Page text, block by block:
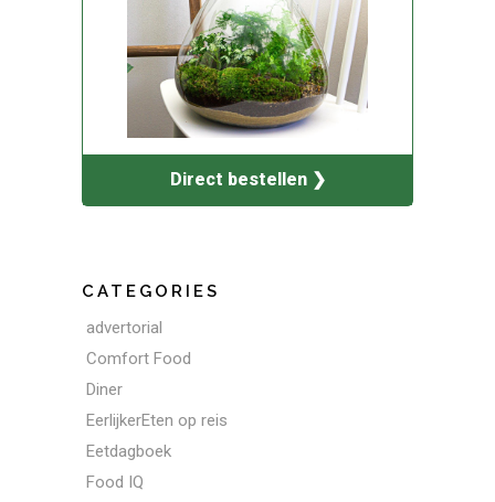
Direct bestellen ❯
CATEGORIES
advertorial
Comfort Food
Diner
EerlijkerEten op reis
Eetdagboek
Food IQ